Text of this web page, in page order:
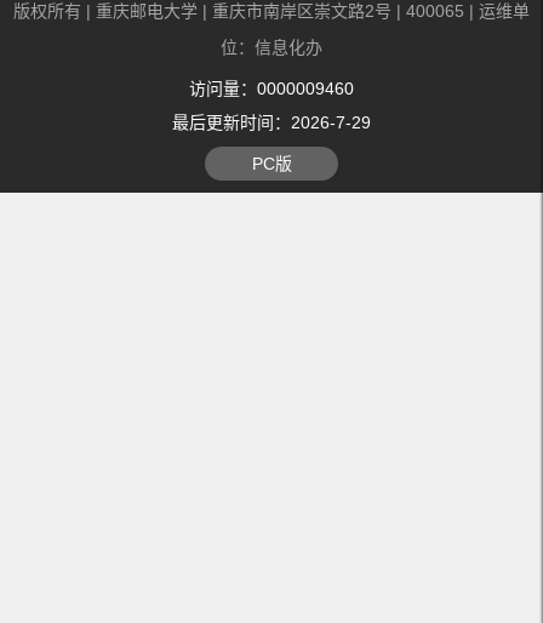
版权所有 | 重庆邮电大学 | 重庆市南岸区崇文路2号 | 400065 | 运维单
位：信息化办
访问量： 0000009460
最后更新时间： 2026-7-29
PC版